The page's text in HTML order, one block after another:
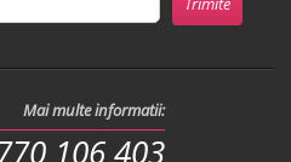
Mai multe informatii:
106 403